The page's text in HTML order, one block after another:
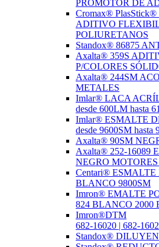
PROMOTOR DE
Cromax® PlasStick®
ADITIVO
POLIURETANOS
Standox® 86875
Axalta® 359S
P/COLORES
Axalta® 244SM
METALES
Imlar® LACA
desde 600LM hasta
Imlar® ESMALTE
desde 9600SM hasta
Axalta® 90SM
Axalta® 252-16089
NEGRO
Centari®
BLANCO 9800SM
Imron® EMALTE
824 BLANCO 2000
Imron®DTM
682-16020 | 682-
Standox®